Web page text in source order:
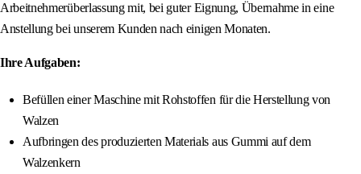
Arbeitnehmerüberlassung mit, bei guter Eignung, Übernahme in eine
Anstellung bei unserem Kunden nach einigen Monaten.
Ihre Aufgaben:
Befüllen einer Maschine mit Rohstoffen für die Herstellung von
Walzen
Aufbringen des produzierten Materials aus Gummi auf dem
Walzenkern